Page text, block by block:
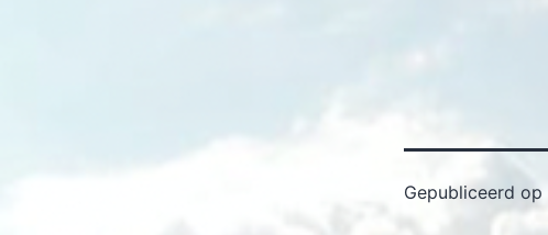
Gepubliceerd op